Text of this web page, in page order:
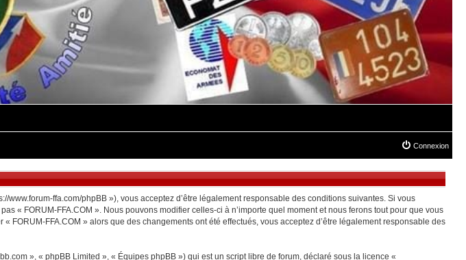
Connexion
www.forum-ffa.com/phpBB »), vous acceptez d’être légalement responsable des conditions suivantes. Si vous
« FORUM-FFA.COM ». Nous pouvons modifier celles-ci à n’importe quel moment et nous ferons tout pour que vous
FFA.COM » alors que des changements ont été effectués, vous acceptez d’être légalement responsable des
», « phpBB Limited », « Équipes phpBB ») qui est un script libre de forum, déclaré sous la licence «